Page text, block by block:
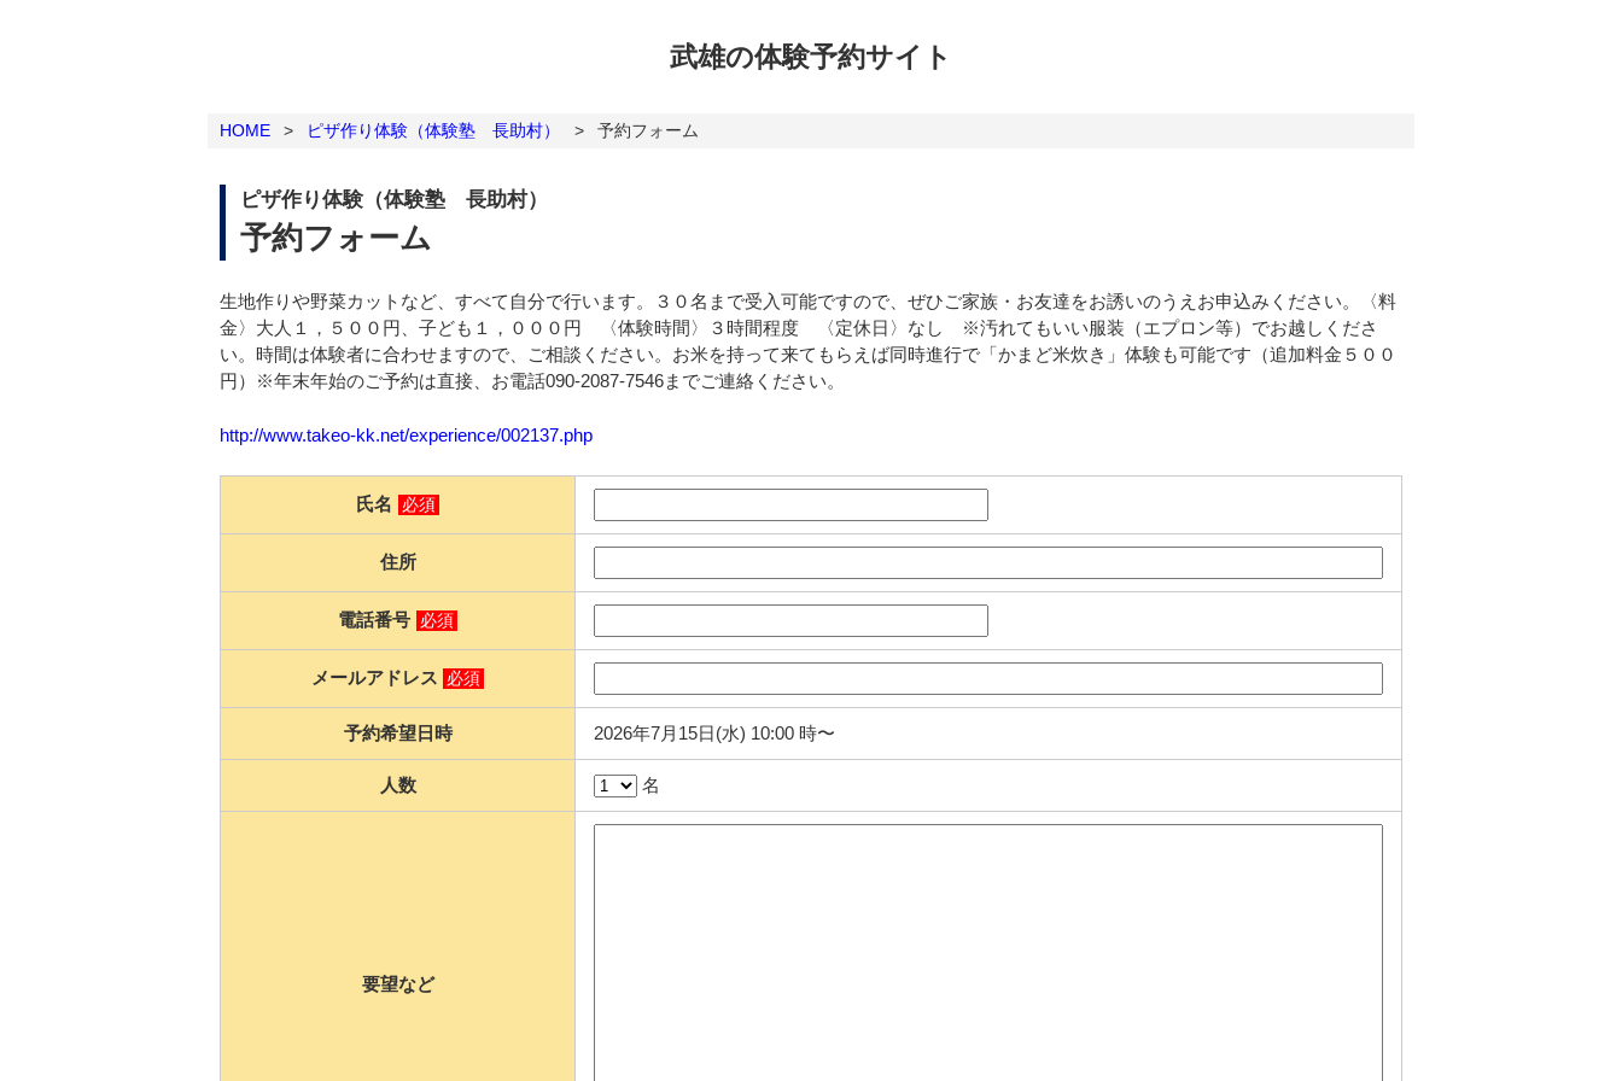
武雄の体験予約サイト
HOME > ピザ作り体験（体験塾 長助村） > 予約フォーム
ピザ作り体験（体験塾 長助村）
予約フォーム
生地作りや野菜カットなど、すべて自分で行います。３０名まで受入可能ですので、ぜひご家族・お友達をお誘いのうえお申込みください。〈料
金〉大人１，５００円、子ども１，０００円 〈体験時間〉３時間程度 〈定休日〉なし ※汚れてもいい服装（エプロン等）でお越しくださ
い。時間は体験者に合わせますので、ご相談ください。お米を持って来てもらえば同時進行で「かまど米炊き」体験も可能です（追加料金５００
円）※年末年始のご予約は直接、お電話090-2087-7546までご連絡ください。
http://www.takeo-kk.net/experience/002137.php
氏名 必須
住所
電話番号 必須
メールアドレス 必須
予約希望日時 2026年7月15日(水) 10:00 時〜
人数 名
要望など